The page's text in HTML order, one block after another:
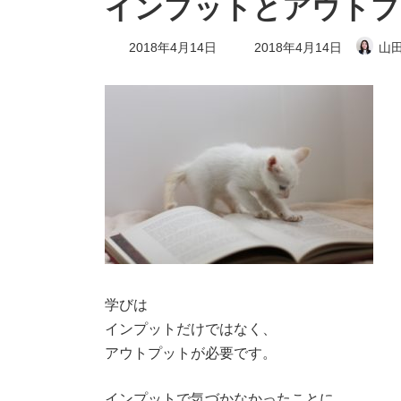
インプットとアウト
2018年4月14日
最
終
新
2018年4月14日 山
学びは
インプットだけではなく、
アウトプットが必要です。